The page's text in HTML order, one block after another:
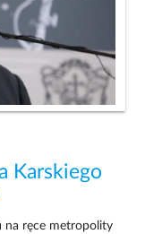
Karskiego
na ręce metropolity